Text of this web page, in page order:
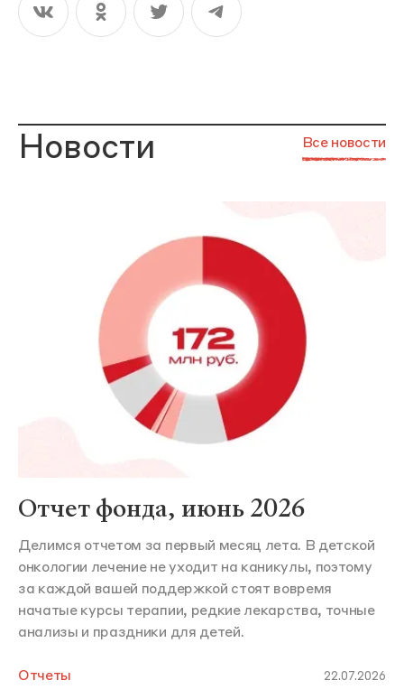
Новости Все новости
Отчет фонда, июнь 2026
Делимся отчетом за первый месяц лета. В детской
онкологии лечение не уходит на каникулы, поэтому
за каждой вашей поддержкой стоят вовремя
начатые курсы терапии, редкие лекарства, точные
анализы и праздники для детей.
Отчеты 22.07.2026